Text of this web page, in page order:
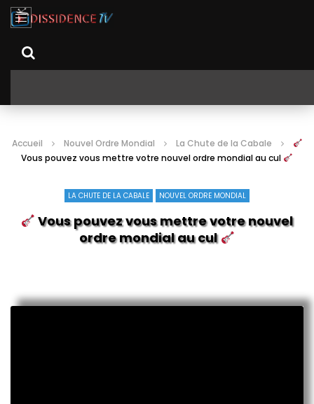
Accueil Nouvel Ordre Mondial
La Chute de la Cabale
Vous pouvez vous mettre votre nouvel ordre mondial au cul
LA CHUTE DE LA CABALE NOUVEL ORDRE MONDIAL
Vous pouvez vous mettre votre nouvel
ordre mondial au cul